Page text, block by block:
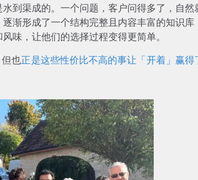
到渠成的。一个问题，客户问得多了，自然
渐形成了一个结构完整且内容丰富的知识库
味，让他们的选择过程变得更简单。
也正是这些性价比不高的事让「开着」赢得